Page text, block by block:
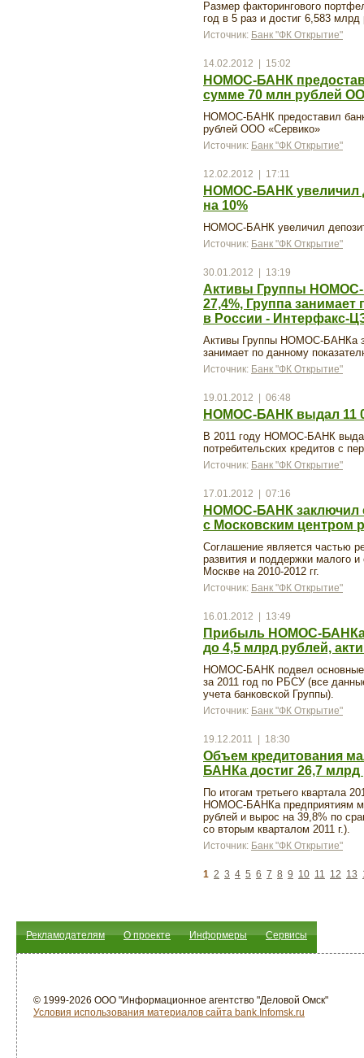
Размер факторингового
год в 5 раз и достиг 6,583 млрд
Источник: Банк "ФК Открытие"
14.02.2012 | 15:02
НОМОС-БАНК
сумме 70 млн рублей
НОМОС-БАНК предоставил
рублей ООО «Сервико»
Источник: Банк "ФК Открытие"
12.02.2012 | 17:11
НОМОС-БАНК увеличил
на 10%
НОМОС-БАНК увеличил
Источник: Банк "ФК Открытие"
30.01.2012 | 13:19
Активы Группы НОМОС-
27,4%, Группа
в России - Интерфакс-
Активы Группы НОМОС-БАНКа
занимает по данному
Источник: Банк "ФК Открытие"
19.01.2012 | 06:48
НОМОС-БАНК выдал 11
В 2011 году НОМОС-БАНК
потребительских кредитов с
Источник: Банк "ФК Открытие"
17.01.2012 | 07:16
НОМОС-БАНК заключил
с Московским центром
Соглашение является частью
развития и поддержки малого
Москве на 2010-2012 гг.
Источник: Банк "ФК Открытие"
16.01.2012 | 13:49
Прибыль НОМОС-БАНКа
до 4,5 млрд рублей,
НОМОС-БАНК подвел основные
за 2011 год по РБСУ (все
учета банковской Группы).
Источник: Банк "ФК Открытие"
19.12.2011 | 18:30
Объем кредитования
БАНКа достиг 26,7 млрд
По итогам третьего квартала
НОМОС-БАНКа предприятиям
рублей и вырос на 39,8% по
со вторым кварталом 2011 г.).
Источник: Банк "ФК Открытие"
1 2 3 4 5 6 7 8 9 10 11 12 13
Рекламодателям О проекте Информеры Сервисы
© 1999-2026 ООО "Информационное агентство "Деловой Омск"
Условия использования материалов сайта bank.Infomsk.ru